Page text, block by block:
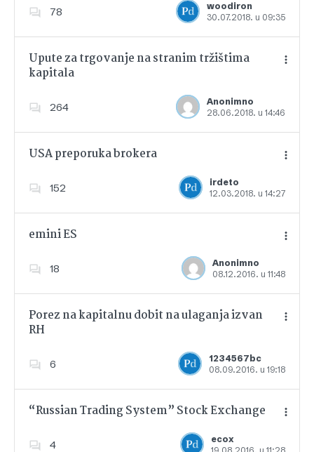
78
woodiron
30.07.2018. u 09:35
Dodajte u favorite
Upute za trgovanje na stranim tržištima
kapitala
264
Anonimno
28.06.2018. u 14:46
Dodajte u favorite
USA preporuka brokera
152
irdeto
12.03.2018. u 14:27
Dodajte u favorite
emini ES
18
Anonimno
08.12.2016. u 11:48
Dodajte u favorite
Porez na kapitalnu dobit na ulaganja izvan
RH
6
1234567bc
08.09.2016. u 19:18
Dodajte u favorite
“Russian Trading System” Stock Exchange
4
ecox